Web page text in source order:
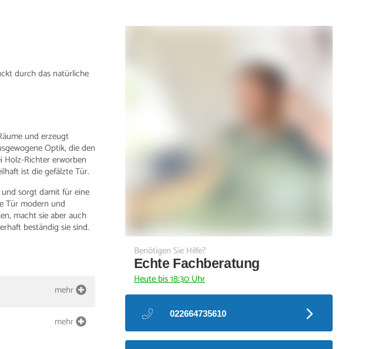
durch das natürliche
und erzeugt
Optik, die den
Holz-Richter erworben
ist die gefälzte Tür.
sorgt damit für eine
Tür modern und
macht sie aber auch
beständig sie sind.
mehr
mehr
Benötigen Sie Hilfe?
Echte Fachberatung
Heute bis 18:30 Uhr
022664735610